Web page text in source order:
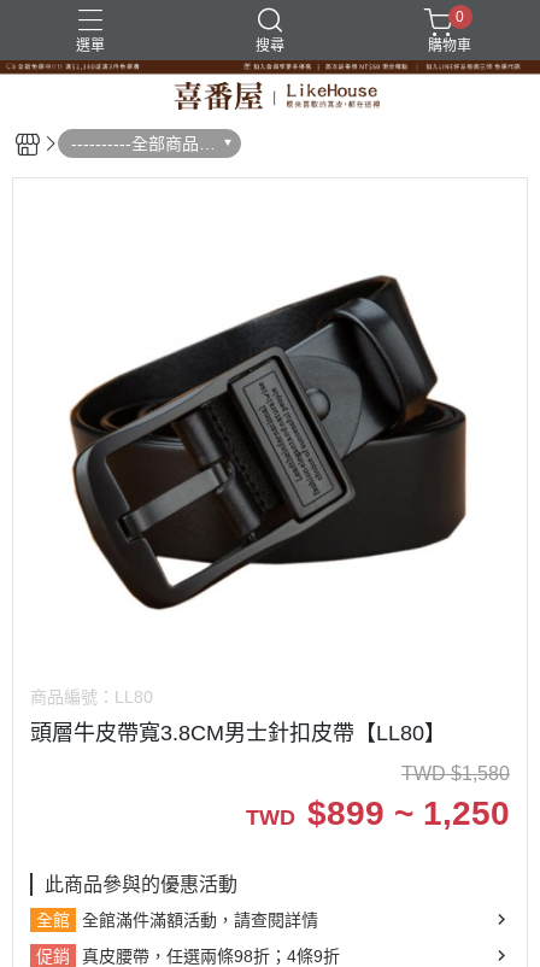
選單 搜尋
0
購物車
----------全部商品--
--------
商品編號： LL80
頭層牛皮帶寬3.8CM男士針扣皮帶【LL80】
TWD $1,580
TWD $899 ~ 1,250
此商品參與的優惠活動
全館
全館滿件滿額活動，請查閱詳情
促銷
真皮腰帶，任選兩條98折；4條9折